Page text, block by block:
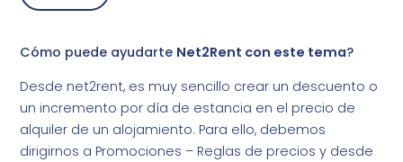
Cómo puede ayudarte Net2Rent con este tema?
Desde net2rent, es muy sencillo crear un descuento o
un incremento por día de estancia en el precio de
alquiler de un alojamiento. Para ello, debemos
dirigirnos a Promociones – Reglas de precios y desde